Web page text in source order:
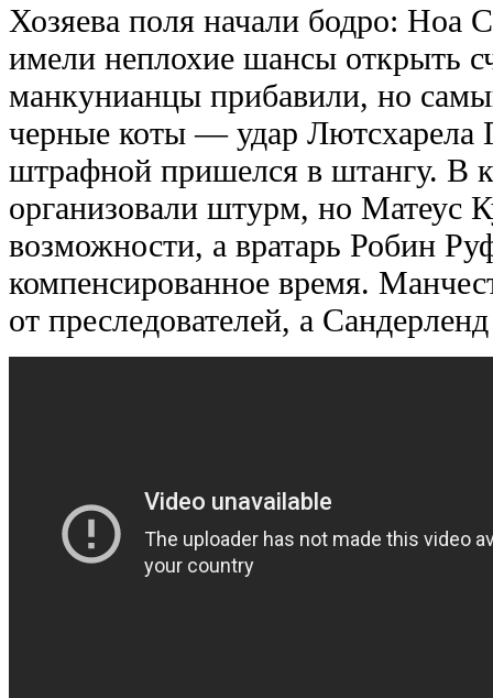
Хозяева поля начали бодро: Ноа
имели неплохие шансы открыть
манкунианцы прибавили, но
черные коты — удар Лютсхарела
штрафной пришелся в штангу. В
организовали штурм, но Матеус
возможности, а вратарь Робин
компенсированное время.
от преследователей, а